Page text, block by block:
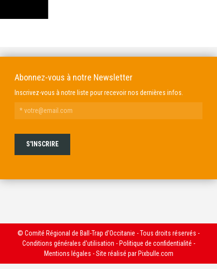
Abonnez-vous à notre Newsletter
Inscrivez-vous à notre liste pour recevoir nos dernières infos.
© Comité Régional de Ball-Trap d'Occitanie - Tous droits réservés -
Conditions générales d'utilisation - Politique de confidentialité -
Mentions légales - Site réalisé par Pixbulle.com